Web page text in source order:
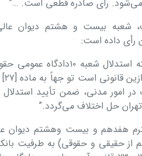
رأی صادره قطعی است. …”
شعبه بیست و ھشتم دیوان
“با توجه به مراتب فوق، نظر به
امور مدنی، ضمن تأیید استدلال
ھفدھم و بیست وھشتم دیوان
حقیقی و حقوقی) به طرفیت